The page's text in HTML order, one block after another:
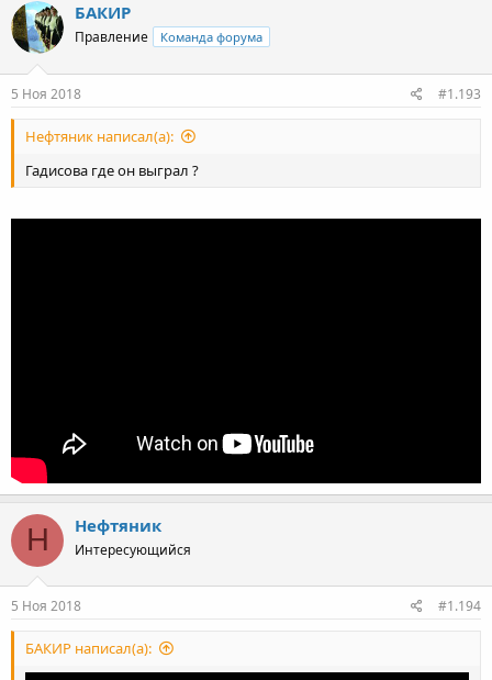
БАКИР
Правление Команда форума
5 Ноя 2018 #1.193
Нефтяник написал(а):
Гадисова где он выграл ?
Н Нефтяник
Интересующийся
5 Ноя 2018 #1.194
БАКИР написал(а):